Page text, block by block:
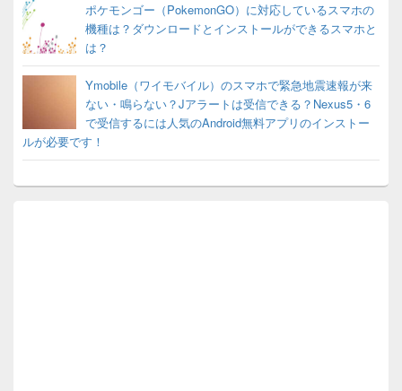
ポケモンゴー（PokemonGO）に対応しているスマホの
機種は？ダウンロードとインストールができるスマホと
は？
Ymobile（ワイモバイル）のスマホで緊急地震速報が来
ない・鳴らない？Jアラートは受信できる？Nexus5・6
で受信するには人気のAndroid無料アプリのインストー
ルが必要です！